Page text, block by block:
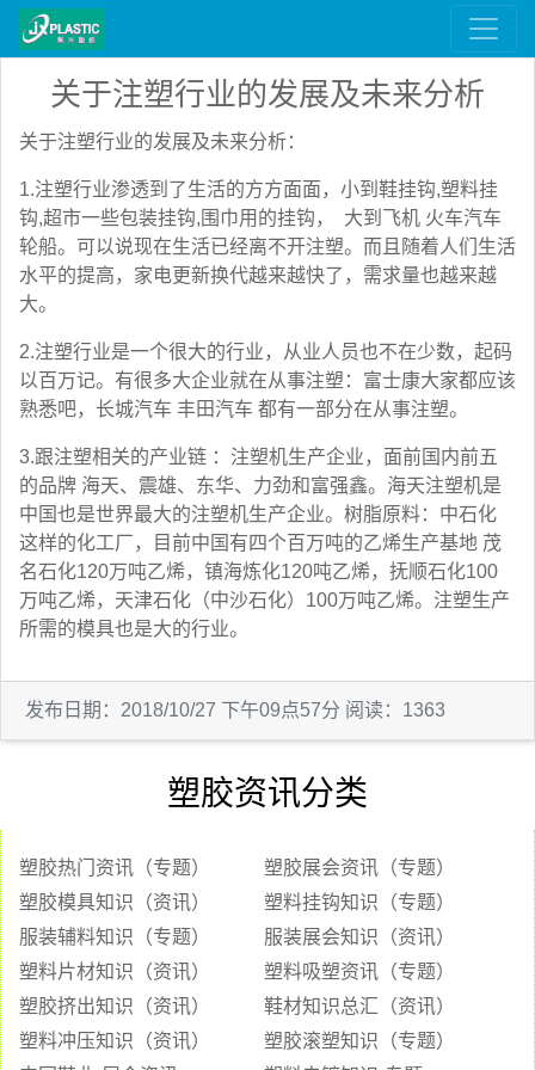
关于注塑行业的发展及未来分析
关于注塑行业的发展及未来分析：
1.注塑行业渗透到了生活的方方面面，小到鞋挂钩,塑料挂
钩,超市一些包装挂钩,围巾用的挂钩， 大到飞机 火车汽车
轮船。可以说现在生活已经离不开注塑。而且随着人们生活
水平的提高，家电更新换代越来越快了，需求量也越来越
大。
2.注塑行业是一个很大的行业，从业人员也不在少数，起码
以百万记。有很多大企业就在从事注塑：富士康大家都应该
熟悉吧，长城汽车 丰田汽车 都有一部分在从事注塑。
3.跟注塑相关的产业链 ：注塑机生产企业，面前国内前五
的品牌 海天、震雄、东华、力劲和富强鑫。海天注塑机是
中国也是世界最大的注塑机生产企业。树脂原料：中石化
这样的化工厂，目前中国有四个百万吨的乙烯生产基地 茂
名石化120万吨乙烯，镇海炼化120吨乙烯，抚顺石化100
万吨乙烯，天津石化（中沙石化）100万吨乙烯。注塑生产
所需的模具也是大的行业。
发布日期：2018/10/27 下午09点57分 阅读：1363
塑胶资讯分类
塑胶热门资讯（专题）
塑胶展会资讯（专题）
塑胶模具知识（资讯）
塑料挂钩知识（专题）
服装辅料知识（专题）
服装展会知识（资讯）
塑料片材知识（资讯）
塑料吸塑资讯（专题）
塑胶挤出知识（资讯）
鞋材知识总汇（资讯）
塑料冲压知识（资讯）
塑胶滚塑知识（专题）